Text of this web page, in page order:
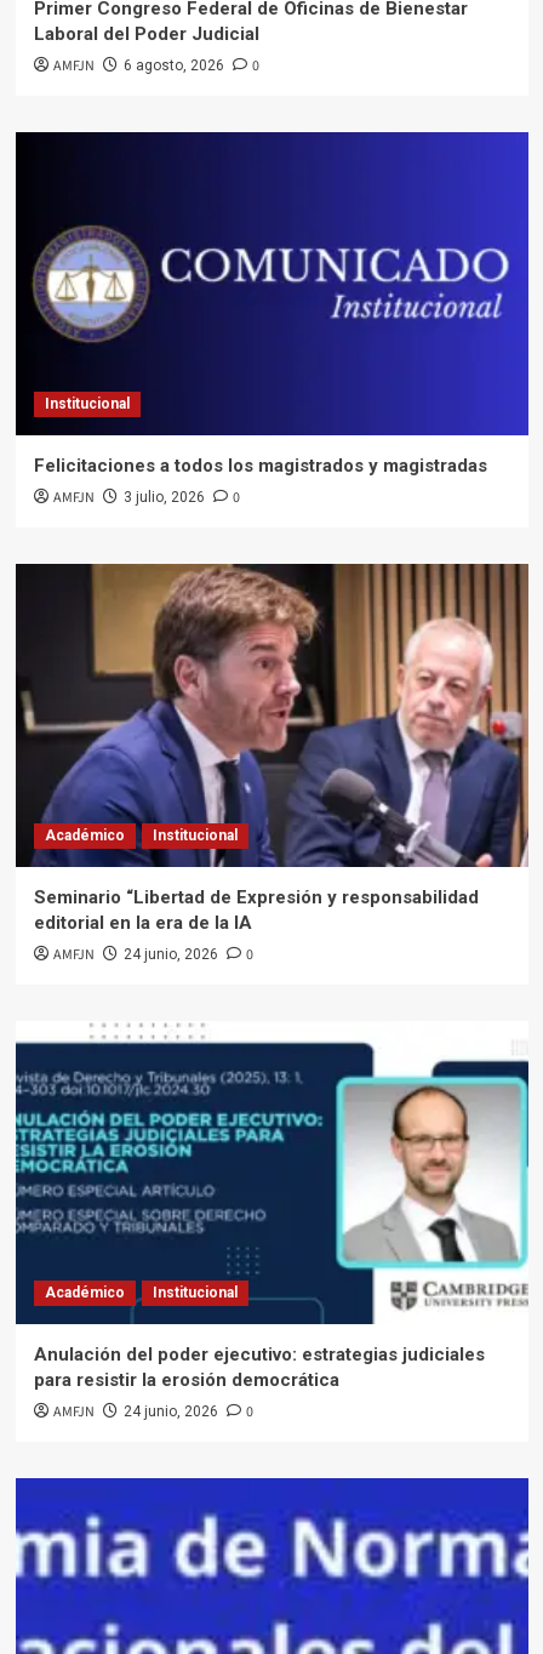
Primer Congreso Federal de Oficinas de Bienestar
Laboral del Poder Judicial
AMFJN 6 agosto, 2026 0
Institucional
Felicitaciones a todos los magistrados y magistradas
AMFJN 3 julio, 2026 0
Académico Institucional
Seminario “Libertad de Expresión y responsabilidad
editorial en la era de la IA
AMFJN 24 junio, 2026 0
Académico Institucional
Anulación del poder ejecutivo: estrategias judiciales
para resistir la erosión democrática
AMFJN 24 junio, 2026 0